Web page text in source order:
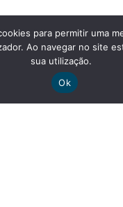
para permitir uma
Ao navegar no site
sua utilização.
Ok
Aceitar